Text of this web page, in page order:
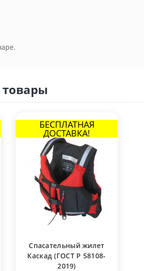
БЕСПЛАТНАЯ
ДОСТАВКА!
Спасательный жилет
Каскад (ГОСТ Р 58108-
2019)